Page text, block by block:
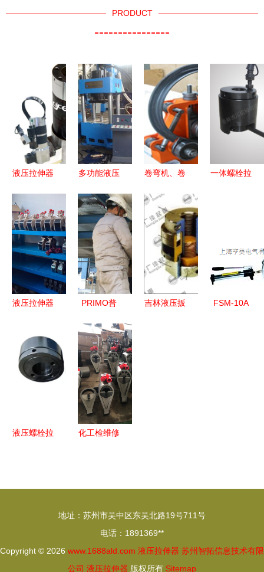
PRODUCT
----------------
液压拉伸器
器 选择与
应用 – 多级
与双级技术
深度解析
【高清图
析】
多功能液压
梁液压机及
液压拉伸器
的技术解析
与应用
卷弯机、卷
弯曲成型设
备 现代精
密加工的核
心力量
一体螺栓拉
液压拉伸器
从发货看一
站式服务的
价值
PRIMO普
伸器助力石
化检修项目
稳步推进
吉林液压扳
FSM-10A
液压螺栓拉
应用优势
化工检维修
地址：苏州市吴中区东吴北路19号711号
电话：1891369**
Copyright © 2026 www.1688ald.com 液压拉伸器 苏州智拓信息技术有限
公司 液压拉伸器 版权所有 Sitemap